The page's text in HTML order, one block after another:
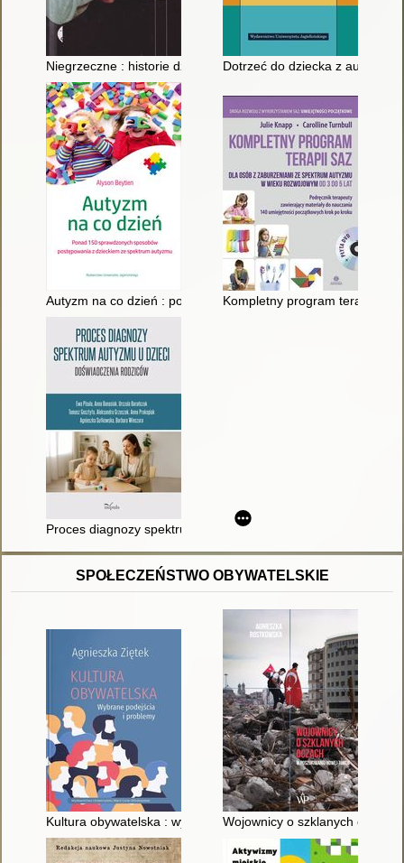
Niegrzeczne : historie dzieci z ADHD, autyzmem i zespołem
Dotrzeć do dziecka z
Autyzm na co dzień : ponad 150 sprawdzonych sposobów
Kompletny program terapii
Proces diagnozy spektrum autyzmu u dzieci : doświadczenia
SPOŁECZEŃSTWO OBYWATELSKIE
Kultura obywatelska : wybrane podejścia i problemy
Wojownicy o szklanych oczach